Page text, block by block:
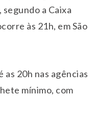
a Caixa
às 21h, em São
20h nas agências
mínimo, com